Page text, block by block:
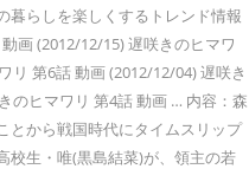
暮らしを楽しくするトレンド情報
画 (2012/12/15) 遅咲きのヒマワ
リ 第6話 動画 (2012/12/04) 遅咲き
のヒマワリ 第4話 動画 … 内容：森
とから戦国時代にタイムスリップ
校生・唯(黒島結菜)が、領主の若